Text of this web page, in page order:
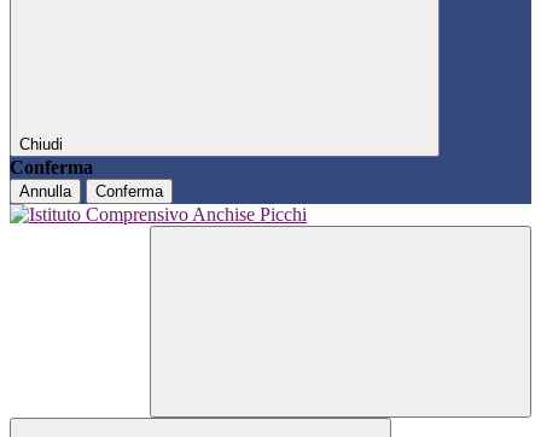
Chiudi
Conferma
Annulla Conferma